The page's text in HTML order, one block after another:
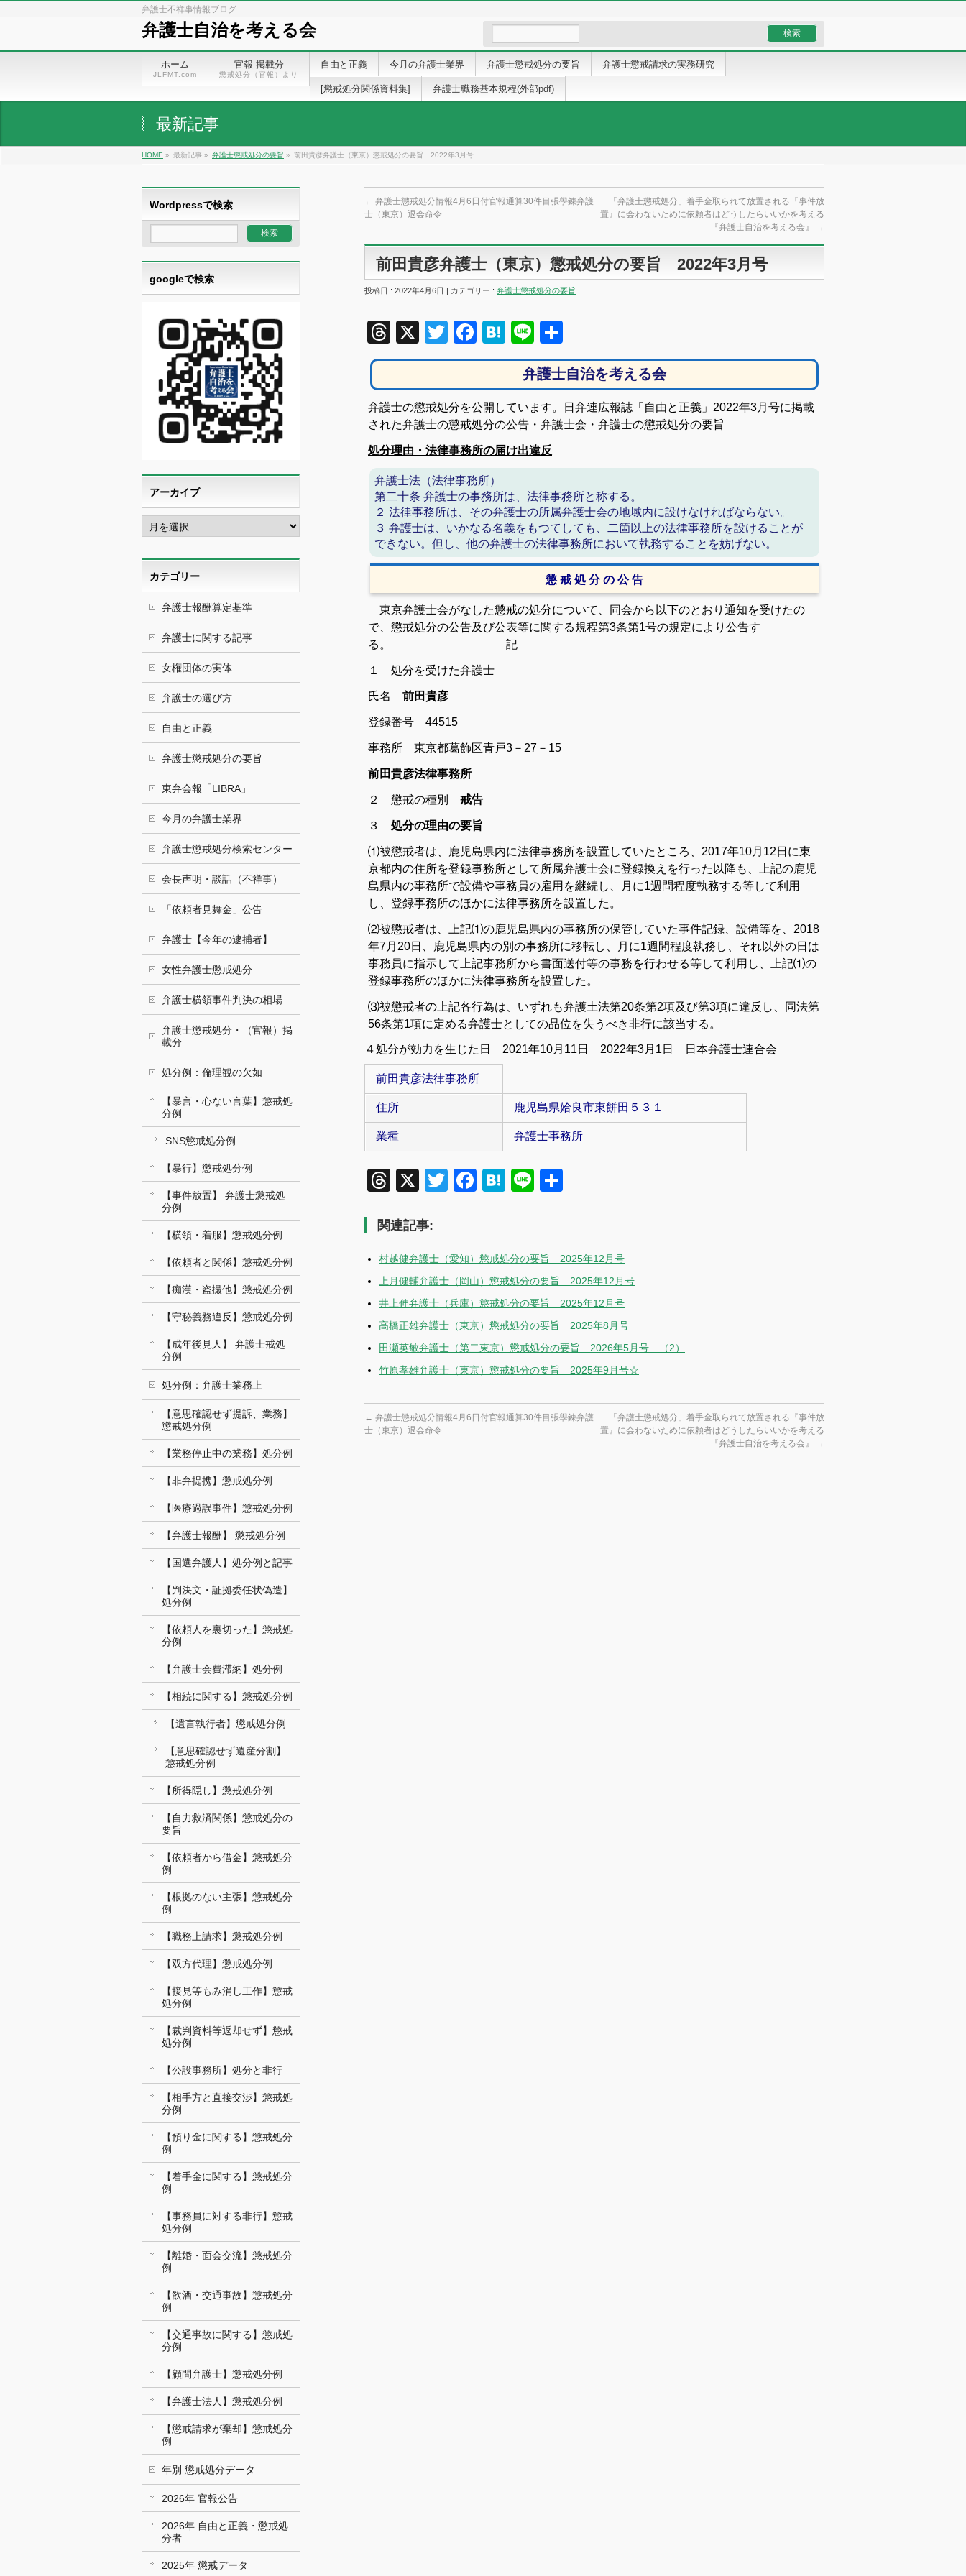
弁護士不祥事情報ブログ
弁護士自治を考える会
ホーム
JLFMT.com
官報 掲載分
懲戒処分（官報）より
自由と正義 今月の弁護士業界 弁護士懲戒処分の要旨 弁護士懲戒請求の実務研究
[懲戒処分関係資料集] 弁護士職務基本規程(外部pdf)
最新記事
HOME » 最新記事 » 弁護士懲戒処分の要旨 » 前田貴彦弁護士（東京）懲戒処分の要旨 2022年3月号
← 弁護士懲戒処分情報4月6日付官報通算30件目張學錬弁護
士（東京）退会命令
「弁護士懲戒処分」着手金取られて放置される『事件放
置』に会わないために依頼者はどうしたらいいかを考える
『弁護士自治を考える会』
→
前田貴彦弁護士（東京）懲戒処分の要旨 2022年3月号
投稿日 : 2022年4月6日 | カテゴリー : 弁護士懲戒処分の要旨
Threads
X TwitterFacebook
Hatena
Line
有
弁護士自治を考える会
弁護士の懲戒処分を公開しています。日弁連広報誌「自由と正義」2022年3月号に掲載
された弁護士の懲戒処分の公告・弁護士会・弁護士の懲戒処分の要旨
処分理由・法律事務所の届け出違反
弁護士法（法律事務所）
第二十条 弁護士の事務所は、法律事務所と称する。
２ 法律事務所は、その弁護士の所属弁護士会の地域内に設けなければならない。
３ 弁護士は、いかなる名義をもつてしても、二箇以上の法律事務所を設けることが
できない。但し、他の弁護士の法律事務所において執務することを妨げない。
懲 戒 処 分 の 公 告
東京弁護士会がなした懲戒の処分について、同会から以下のとおり通知を受けたの
で、懲戒処分の公告及び公表等に関する規程第3条第1号の規定により公告す
る。
記
１ 処分を受けた弁護士
氏名 前田貴彦
登録番号 44515
事務所 東京都葛飾区青戸3－27－15
前田貴彦法律事務所
２ 懲戒の種別 戒告
３ 処分の理由の要旨
⑴被懲戒者は、鹿児島県内に法律事務所を設置していたところ、2017年10月12日に東
京都内の住所を登録事務所として所属弁護士会に登録換えを行った以降も、上記の鹿児
島県内の事務所で設備や事務員の雇用を継続し、月に1週問程度執務する等して利用
し、登録事務所のほかに法律事務所を設置した。
⑵被懲戒者は、上記⑴の鹿児島県内の事務所の保管していた事件記録、設備等を、2018
年7月20日、鹿児島県内の別の事務所に移転し、月に1週間程度執務し、それ以外の日は
事務員に指示して上記事務所から書面送付等の事務を行わせる等して利用し、上記⑴の
登録事務所のほかに法律事務所を設置した。
⑶被懲戒者の上記各行為は、いずれも弁護土法第20条第2項及び第3項に違反し、同法第
56条第1項に定める弁護士としての品位を失うべき非行に該当する。
４処分が効力を生じた日 2021年10月11日 2022年3月1日 日本弁護士連合会
前田貴彦法律事務所
住所 鹿児島県姶良市東餅田５３１
業種 弁護士事務所
Threads
X TwitterFacebook
Hatena
Line
関連記事:
村越健弁護士（愛知）懲戒処分の要旨 2025年12月号
上月健輔弁護士（岡山）懲戒処分の要旨 2025年12月号
井上伸弁護士（兵庫）懲戒処分の要旨 2025年12月号
高橋正雄弁護士（東京）懲戒処分の要旨 2025年8月号
田瀬英敏弁護士（第二東京）懲戒処分の要旨 2026年5月号 （2）
竹原孝雄弁護士（東京）懲戒処分の要旨 2025年9月号☆
← 弁護士懲戒処分情報4月6日付官報通算30件目張學錬弁護
士（東京）退会命令
「弁護士懲戒処分」着手金取られて放置される『事件放
置』に会わないために依頼者はどうしたらいいかを考える
『弁護士自治を考える会』
→
Wordpressで検索
googleで検索
アーカイブ
ア
ー
イ
ブカテゴリー
弁護士報酬算定基準
弁護士に関する記事
女権団体の実体
弁護士の選び方
自由と正義
弁護士懲戒処分の要旨
東弁会報「LIBRA」
今月の弁護士業界
弁護士懲戒処分検索センター
会長声明・談話（不祥事）
「依頼者見舞金」公告
弁護士【今年の逮捕者】
女性弁護士懲戒処分
弁護士横領事件判決の相場
弁護士懲戒処分・（官報）掲
載分
処分例：倫理観の欠如
【暴言・心ない言葉】懲戒処
分例
SNS懲戒処分例
【暴行】懲戒処分例
【事件放置】 弁護士懲戒処
分例
【横領・着服】懲戒処分例
【依頼者と関係】懲戒処分例
【痴漢・盗撮他】懲戒処分例
【守秘義務違反】懲戒処分例
【成年後見人】 弁護士戒処
分例
処分例：弁護士業務上
【意思確認せず提訴、業務】
懲戒処分例
【業務停止中の業務】処分例
【非弁提携】懲戒処分例
【医療過誤事件】懲戒処分例
【弁護士報酬】 懲戒処分例
【国選弁護人】処分例と記事
【判決文・証拠委任状偽造】
処分例
【依頼人を裏切った】懲戒処
分例
【弁護士会費滞納】処分例
【相続に関する】懲戒処分例
【遺言執行者】懲戒処分例
【意思確認せず遺産分割】
懲戒処分例
【所得隠し】懲戒処分例
【自力救済関係】懲戒処分の
要旨
【依頼者から借金】懲戒処分
例
【根拠のない主張】懲戒処分
例
【職務上請求】懲戒処分例
【双方代理】懲戒処分例
【接見等もみ消し工作】懲戒
処分例
【裁判資料等返却せず】懲戒
処分例
【公設事務所】処分と非行
【相手方と直接交渉】懲戒処
分例
【預り金に関する】懲戒処分
例
【着手金に関する】懲戒処分
例
【事務員に対する非行】懲戒
処分例
【離婚・面会交流】懲戒処分
例
【飲酒・交通事故】懲戒処分
例
【交通事故に関する】懲戒処
分例
【顧問弁護士】懲戒処分例
【弁護士法人】懲戒処分例
【懲戒請求が棄却】懲戒処分
例
年別 懲戒処分データ
2026年 官報公告
2026年 自由と正義・懲戒処
分者
2025年 懲戒データ